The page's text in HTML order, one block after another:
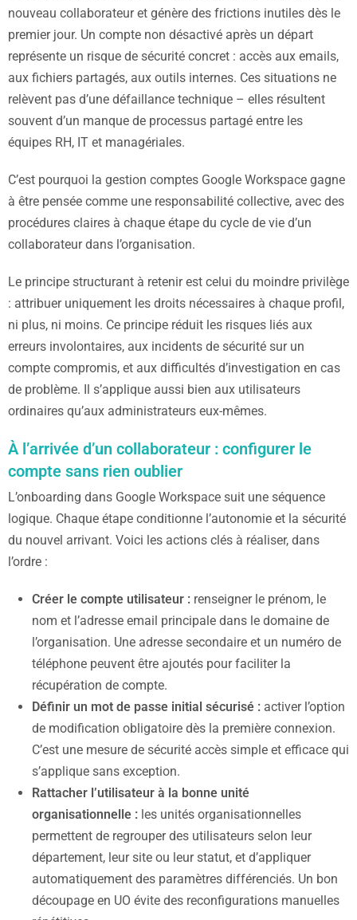
nouveau collaborateur et génère des frictions inutiles dès le
premier jour. Un compte non désactivé après un départ
représente un risque de sécurité concret : accès aux emails,
aux fichiers partagés, aux outils internes. Ces situations ne
relèvent pas d’une défaillance technique – elles résultent
souvent d’un manque de processus partagé entre les
équipes RH, IT et managériales.
C’est pourquoi la gestion comptes Google Workspace gagne
à être pensée comme une responsabilité collective, avec des
procédures claires à chaque étape du cycle de vie d’un
collaborateur dans l’organisation.
Le principe structurant à retenir est celui du moindre privilège
: attribuer uniquement les droits nécessaires à chaque profil,
ni plus, ni moins. Ce principe réduit les risques liés aux
erreurs involontaires, aux incidents de sécurité sur un
compte compromis, et aux difficultés d’investigation en cas
de problème. Il s’applique aussi bien aux utilisateurs
ordinaires qu’aux administrateurs eux-mêmes.
À l’arrivée d’un collaborateur : configurer le
compte sans rien oublier
L’onboarding dans Google Workspace suit une séquence
logique. Chaque étape conditionne l’autonomie et la sécurité
du nouvel arrivant. Voici les actions clés à réaliser, dans
l’ordre :
Créer le compte utilisateur : renseigner le prénom, le
nom et l’adresse email principale dans le domaine de
l’organisation. Une adresse secondaire et un numéro de
téléphone peuvent être ajoutés pour faciliter la
récupération de compte.
Définir un mot de passe initial sécurisé : activer l’option
de modification obligatoire dès la première connexion.
C’est une mesure de sécurité accès simple et efficace qui
s’applique sans exception.
Rattacher l’utilisateur à la bonne unité
organisationnelle : les unités organisationnelles
permettent de regrouper des utilisateurs selon leur
département, leur site ou leur statut, et d’appliquer
automatiquement des paramètres différenciés. Un bon
découpage en UO évite des reconfigurations manuelles